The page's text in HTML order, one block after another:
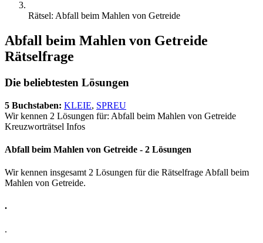
Rätsel: Abfall beim Mahlen von Getreide
Abfall beim Mahlen von Getreide
Rätselfrage
Die beliebtesten Lösungen
5 Buchstaben: KLEIE, SPREU
Wir kennen 2 Lösungen für: Abfall beim Mahlen von Getreide
Kreuzworträtsel Infos
Abfall beim Mahlen von Getreide - 2 Lösungen
Wir kennen insgesamt 2 Lösungen für die Rätselfrage Abfall beim
Mahlen von Getreide.
.
.